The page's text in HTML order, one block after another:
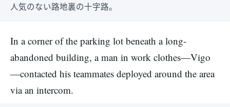
人気のない路地裏の十字路。
In a corner of the parking lot beneath a long-
abandoned building, a man in work clothes—Vigo
—contacted his teammates deployed around the area
via an intercom.